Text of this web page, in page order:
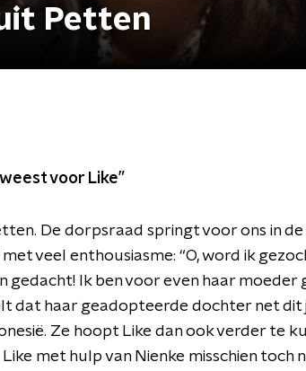
Petten
voor Like”
De dorpsraad springt voor ons in de
veel enthousiasme: “O, word ik
gedacht! Ik ben voor even haar moeder
dat haar geadopteerde dochter net dit
Ze hoopt Like dan ook verder te
met hulp van Nienke misschien toch